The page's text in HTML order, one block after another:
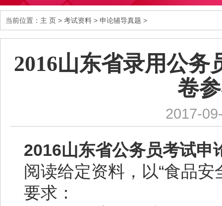
当前位置： 主 页 > 考试资料 > 申论辅导真题 >
2016山东省录用公
卷
2017-
2016山东省公务员考试
阅读给定资料，以“食品
要求：